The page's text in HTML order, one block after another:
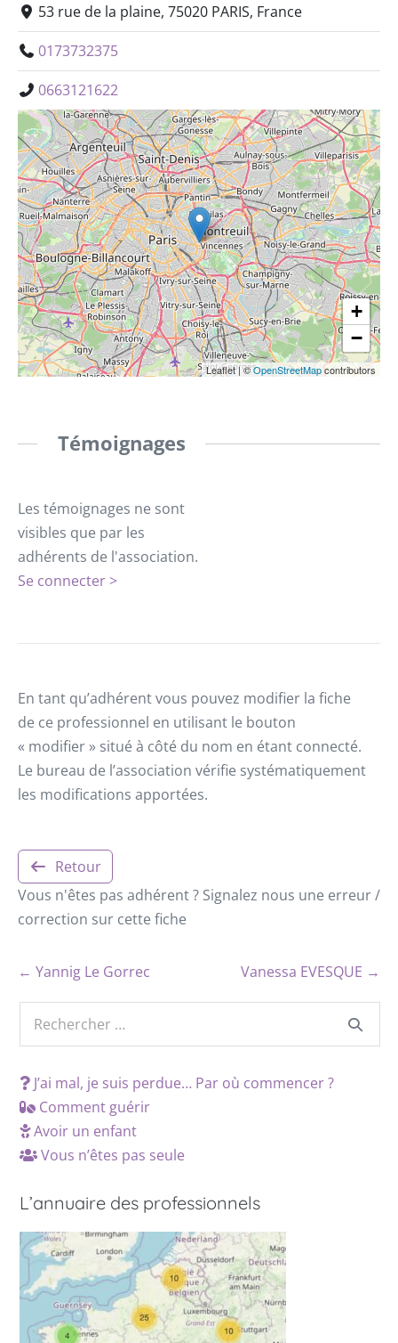
53 rue de la plaine, 75020 PARIS, France
0173732375
0663121622
+
−
Leaflet|©OpenStreetMapcontributors
Témoignages
Les témoignages ne sont
visibles que par les
adhérents de l'association.
Se connecter >
En tant qu’adhérent vous pouvez modifier la fiche
de ce professionnel en utilisant le bouton
« modifier » situé à côté du nom en étant connecté.
Le bureau de l’association vérifie systématiquement
les modifications apportées.
Retour
Vous n'êtes pas adhérent ? Signalez nous une erreur /
correction sur cette fiche
← Yannig Le Gorrec Vanessa EVESQUE →
J’ai mal, je suis perdue… Par où commencer ?
Comment guérir
Avoir un enfant
Vous n’êtes pas seule
L’annuaire des professionnels